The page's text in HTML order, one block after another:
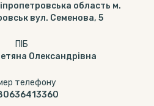
область м.
вул. Семенова, 5
ПІБ
Олександрівна
телефону